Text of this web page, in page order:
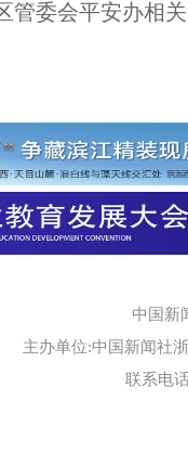
管委会平安办相
中国新
主办单位:中国新闻社
联系电